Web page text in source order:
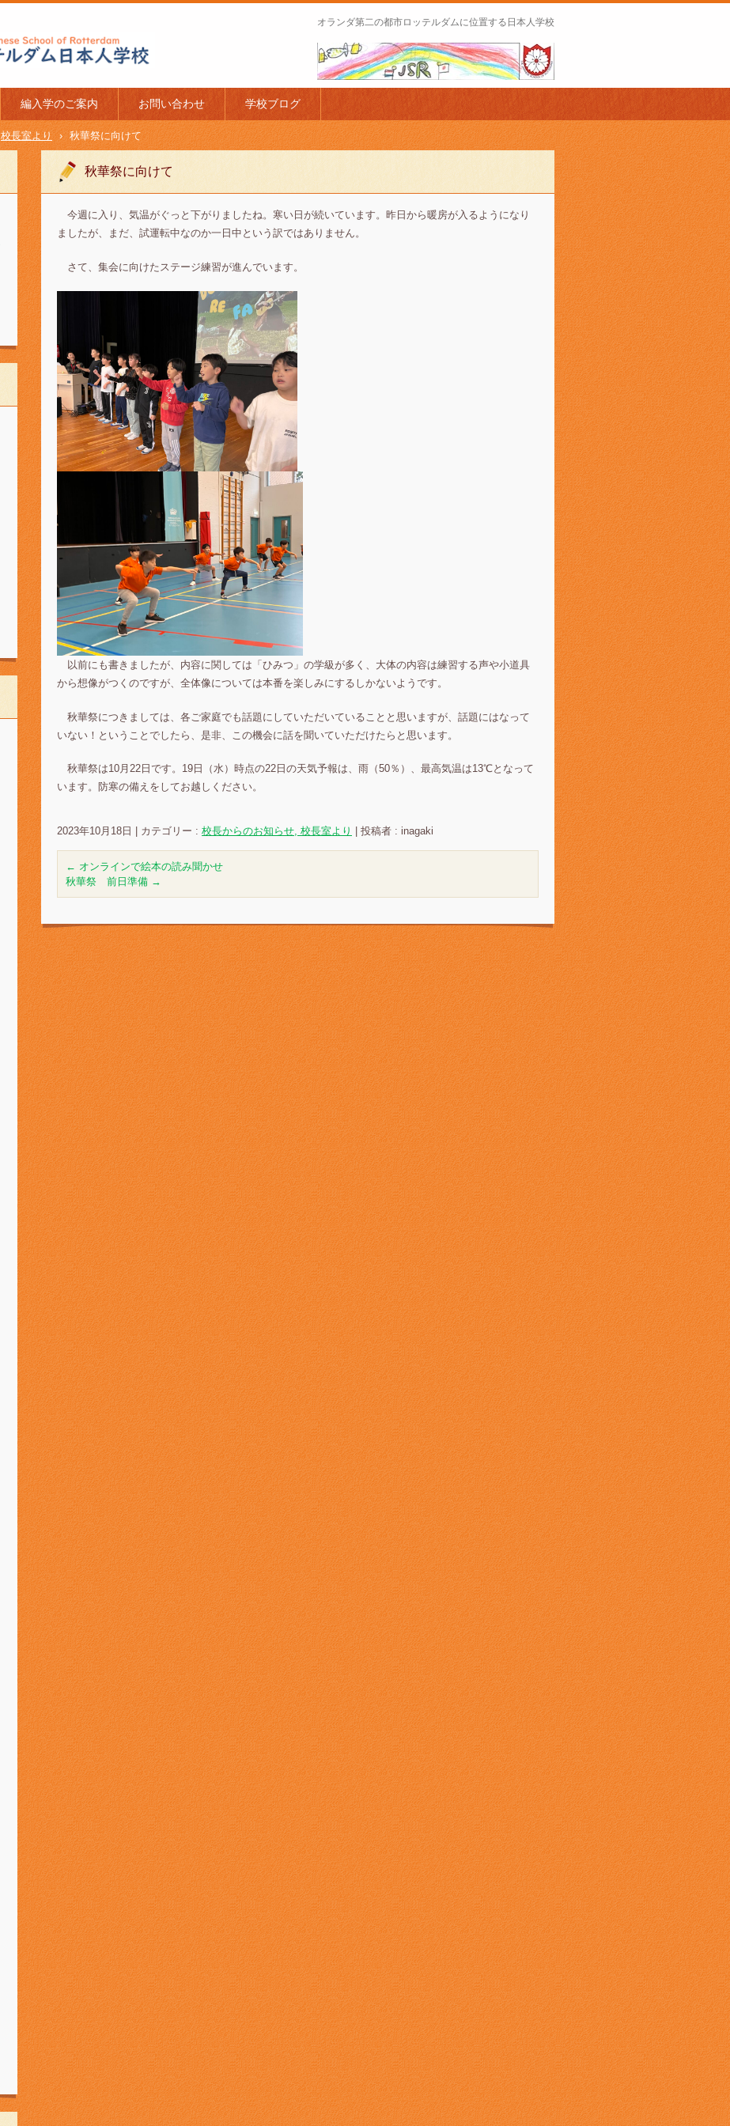
オランダ第二の都市ロッテルダムに位置する日本人学校
編入学のご案内 お問い合わせ 学校ブログ
校長室より › 秋華祭に向けて
秋華祭に向けて
今週に入り、気温がぐっと下がりましたね。寒い日が続いています。昨日から暖房が入るようになり
ましたが、まだ、試運転中なのか一日中という訳ではありません。
さて、集会に向けたステージ練習が進んでいます。
以前にも書きましたが、内容に関しては「ひみつ」の学級が多く、大体の内容は練習する声や小道具
から想像がつくのですが、全体像については本番を楽しみにするしかないようです。
秋華祭につきましては、各ご家庭でも話題にしていただいていることと思いますが、話題にはなって
いない！ということでしたら、是非、この機会に話を聞いていただけたらと思います。
秋華祭は10月22日です。19日（水）時点の22日の天気予報は、雨（50％）、最高気温は13℃となって
います。防寒の備えをしてお越しください。
2023年10月18日 カテゴリー : 校長からのお知らせ, 校長室より 投稿者 : inagaki
← オンラインで絵本の読み聞かせ
秋華祭 前日準備 →